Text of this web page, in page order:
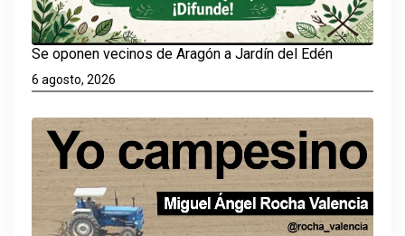
Se oponen vecinos de Aragón a Jardín del Edén
6 agosto, 2026